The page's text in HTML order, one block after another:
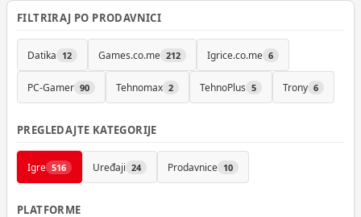
FILTRIRAJ PO PRODAVNICI
Datika 12 Games.co.me 212 Igrice.co.me 6
PC-Gamer 90 Tehnomax 2 TehnoPlus 5 Trony 6
PREGLEDAJTE KATEGORIJE
Igre 516 Uređaji 24 Prodavnice 10
PLATFORME